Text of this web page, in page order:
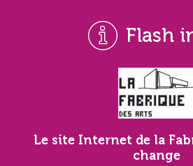
Flash
Le site Internet de la
change